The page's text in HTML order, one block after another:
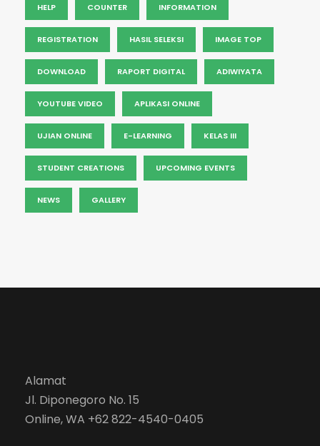
HELP COUNTER INFORMATION
REGISTRATION HASIL SELEKSI IMAGE TOP
DOWNLOAD RAPORT DIGITAL ADIWIYATA
YOUTUBE VIDEO APLIKASI ONLINE
UJIAN ONLINE E-LEARNING KELAS III
STUDENT CREATIONS UPCOMING EVENTS
NEWS GALLERY
Alamat
Jl. Diponegoro No. 15
Online, WA +62 822-4540-0405